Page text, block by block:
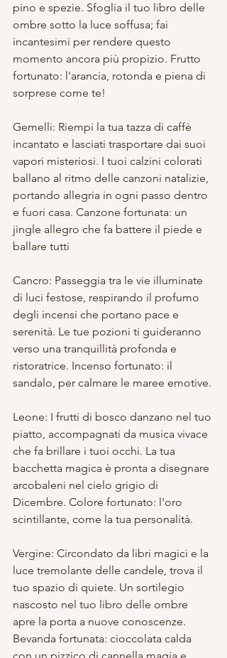
pino e spezie. Sfoglia il tuo libro delle
ombre sotto la luce soffusa; fai
incantesimi per rendere questo
momento ancora più propizio. Frutto
fortunato: l'arancia, rotonda e piena di
sorprese come te!
Gemelli: Riempi la tua tazza di caffè
incantato e lasciati trasportare dai suoi
vapori misteriosi. I tuoi calzini colorati
ballano al ritmo delle canzoni natalizie,
portando allegria in ogni passo dentro
e fuori casa. Canzone fortunata: un
jingle allegro che fa battere il piede e
ballare tutti
Cancro: Passeggia tra le vie illuminate
di luci festose, respirando il profumo
degli incensi che portano pace e
serenità. Le tue pozioni ti guideranno
verso una tranquillità profonda e
ristoratrice. Incenso fortunato: il
sandalo, per calmare le maree emotive.
Leone: I frutti di bosco danzano nel tuo
piatto, accompagnati da musica vivace
che fa brillare i tuoi occhi. La tua
bacchetta magica è pronta a disegnare
arcobaleni nel cielo grigio di
Dicembre. Colore fortunato: l'oro
scintillante, come la tua personalità.
Vergine: Circondato da libri magici e la
luce tremolante delle candele, trova il
tuo spazio di quiete. Un sortilegio
nascosto nel tuo libro delle ombre
apre la porta a nuove conoscenze.
Bevanda fortunata: cioccolata calda